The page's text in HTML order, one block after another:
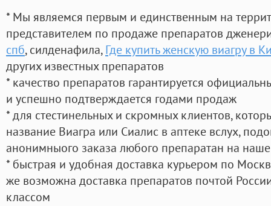
* Мы являемся первым и единственным на
представителем по продаже препаратов
спб, силденафила, Где купить женскую виагру в
других известных препаратов
* качество препаратов гарантируется
и успешно подтверждается годами продаж
* для стестинельных и скромных клиентов,
название Виагра или Сиалис в аптеке вслух,
анонимныого заказа любого препаратан на
* быстрая и удобная доставка курьером по
же возможна доставка препаратов почтой
классом